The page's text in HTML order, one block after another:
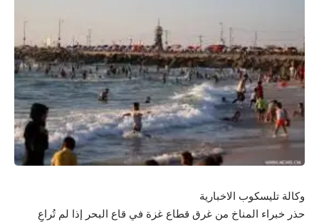
وكالة تليسكوب الاخبارية
حذر خبراء المناخ من غرق قطاع غزة في قاع البحر إذا لم تُراعِ